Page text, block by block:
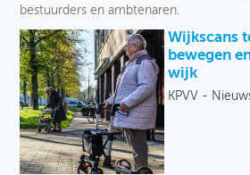
bestuurders en ambtenaren.
Wijkscans
bewegen
wijk
KPVV -